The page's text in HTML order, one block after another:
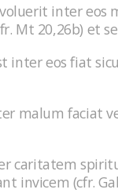
inter eos
Mt 20,26b) et
inter eos fiat
malum faciat
caritatem
invicem (cfr.